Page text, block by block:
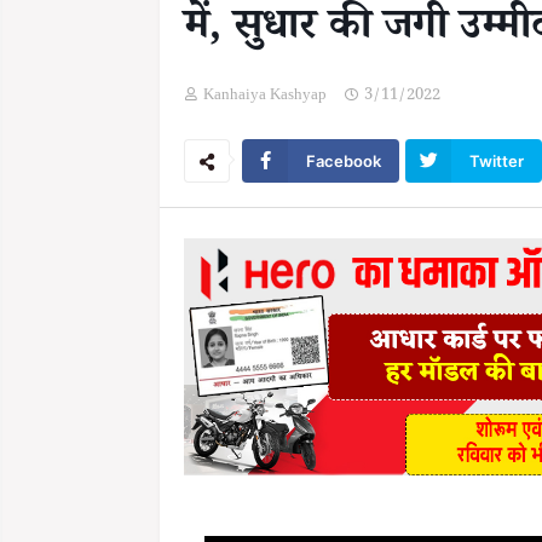
में, सुधार की जगी
Kanhaiya Kashyap 3/11/2022
Facebook Twitter